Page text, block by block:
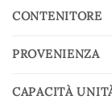
CONTENITORE
PROVENIENZA
CAPACITÀ